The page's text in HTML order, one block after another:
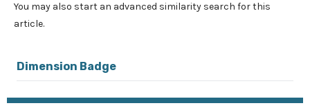
You may also start an advanced similarity search for this
article.
Dimension Badge